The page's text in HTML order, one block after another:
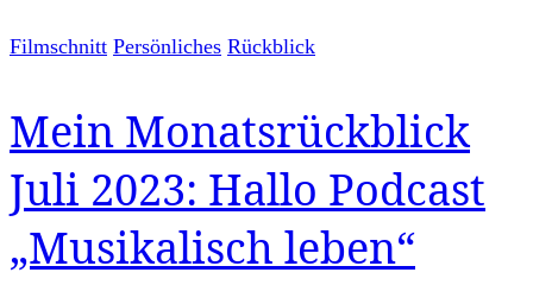
Filmschnitt Persönliches Rückblick
Mein Monatsrückblick
Juli 2023: Hallo Podcast
„Musikalisch leben“